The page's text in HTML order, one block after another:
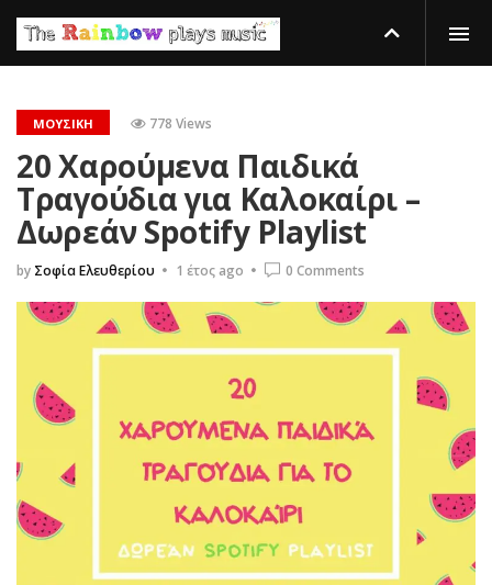
ΜΟΥΣΙΚΉ 778 Views
20 Χαρούμενα Παιδικά
Τραγούδια για Καλοκαίρι –
Δωρεάν Spotify Playlist
by Σοφία Ελευθερίου 1 έτος ago 0 Comments